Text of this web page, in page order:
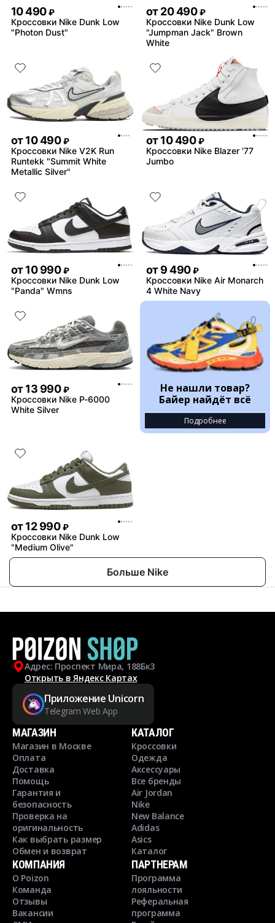
10 490 ₽
Кроссовки Nike Dunk Low
"Photon Dust"
от20 490 ₽
Кроссовки Nike Dunk Low
"Jumpman Jack" Brown
White
от10 490 ₽
Кроссовки Nike V2K Run
Runtekk "Summit White
Metallic Silver"
от10 490 ₽
Кроссовки Nike Blazer '77
Jumbo
от10 990 ₽
Кроссовки Nike Dunk Low
"Panda" Wmns
от9 490 ₽
Кроссовки Nike Air Monarch
4 White Navy
от13 990 ₽
Кроссовки Nike P-6000
White Silver
Не нашли товар?
Байер найдёт всё
Подробнее
от12 990 ₽
Кроссовки Nike Dunk Low
"Medium Olive"
Больше Nike
Адрес: Проспект Мира, 188Бк3
Открыть в Яндекс Картах
Приложение Unicorn
Telegram Web App
МАГАЗИН
Магазин в Москве
Оплата
Доставка
Помощь
Гарантия и
безопасность
Проверка на
оригинальность
Как выбрать размер
Обмен и возврат
КАТАЛОГ
Кроссовки
Одежда
Аксессуары
Все бренды
Air Jordan
Nike
New Balance
Adidas
Asics
Каталог
КОМПАНИЯ
О Poizon
Команда
Отзывы
Вакансии
ПАРТНЕРАМ
Программа
лояльности
Реферальная
программа